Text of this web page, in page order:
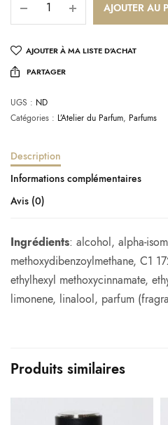
AJOUTER AU
AJOUTER À MA LISTE D’ACHAT
PARTAGER
UGS : ND
Catégories : L’Atelier du Parfum, Parfums
Description
Informations complémentaires
Avis (0)
Ingrédients: alcohol, alpha-
methoxydibenzoylmethane, C1
ethylhexyl methoxycinnamate,
limonene, linalool, parfum
Produits similaires